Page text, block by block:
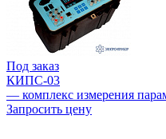
Под заказ
КИПС-03
— комплекс измерения
Запросить цену